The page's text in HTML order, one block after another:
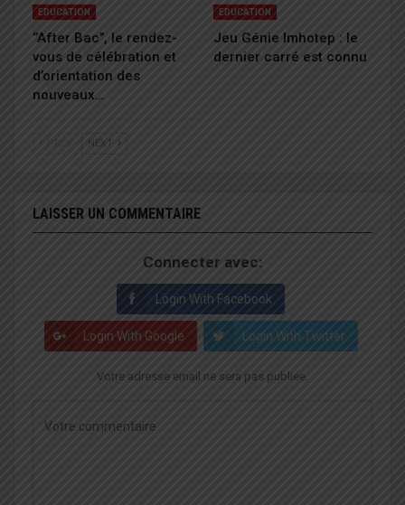
EDUCATION
‘’After Bac’’, le rendez-
vous de célébration et
d’orientation des
nouveaux…
EDUCATION
Jeu Génie Imhotep : le
dernier carré est connu
NEXT
LAISSER UN COMMENTAIRE
Connecter avec:
Login With Facebook
Login With Google Login With Twitter
Votre adresse email ne sera pas publiée.